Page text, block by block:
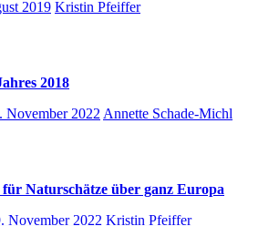
2019 Kristin Pfeiffer
2018
November 2022 Annette Schade-Michl
Naturschätze über ganz Europa
November 2022 Kristin Pfeiffer